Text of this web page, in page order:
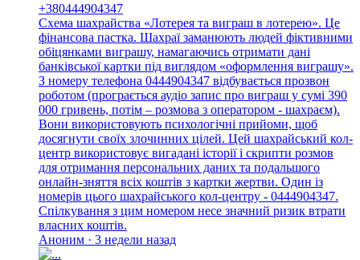
+380444904347
Схема шахрайства «Лотерея та виграш в лотерею». Це
фінансова пастка. Шахраї заманюють людей фіктивними
обіцянками виграшу, намагаючись отримати дані
банківської картки під виглядом «оформлення виграшу».
З номеру телефона 0444904347 відбувається прозвон
роботом (програється аудіо запис про виграш у сумі 390
000 гривень, потім – розмова з оператором - шахраєм).
Вони використовують психологічні прийоми, щоб
досягнути своїх злочинних цілей. Цей шахрайський кол-
центр використовує вигадані історії і скрипти розмов
для отримання персональних даних та подальшого
онлайн-зняття всіх коштів з картки жертви. Один із
номерів цього шахрайського кол-центру - 0444904347.
Спілкування з цим номером несе значний ризик втрати
власних коштів.
Аноним · 3 недели назад